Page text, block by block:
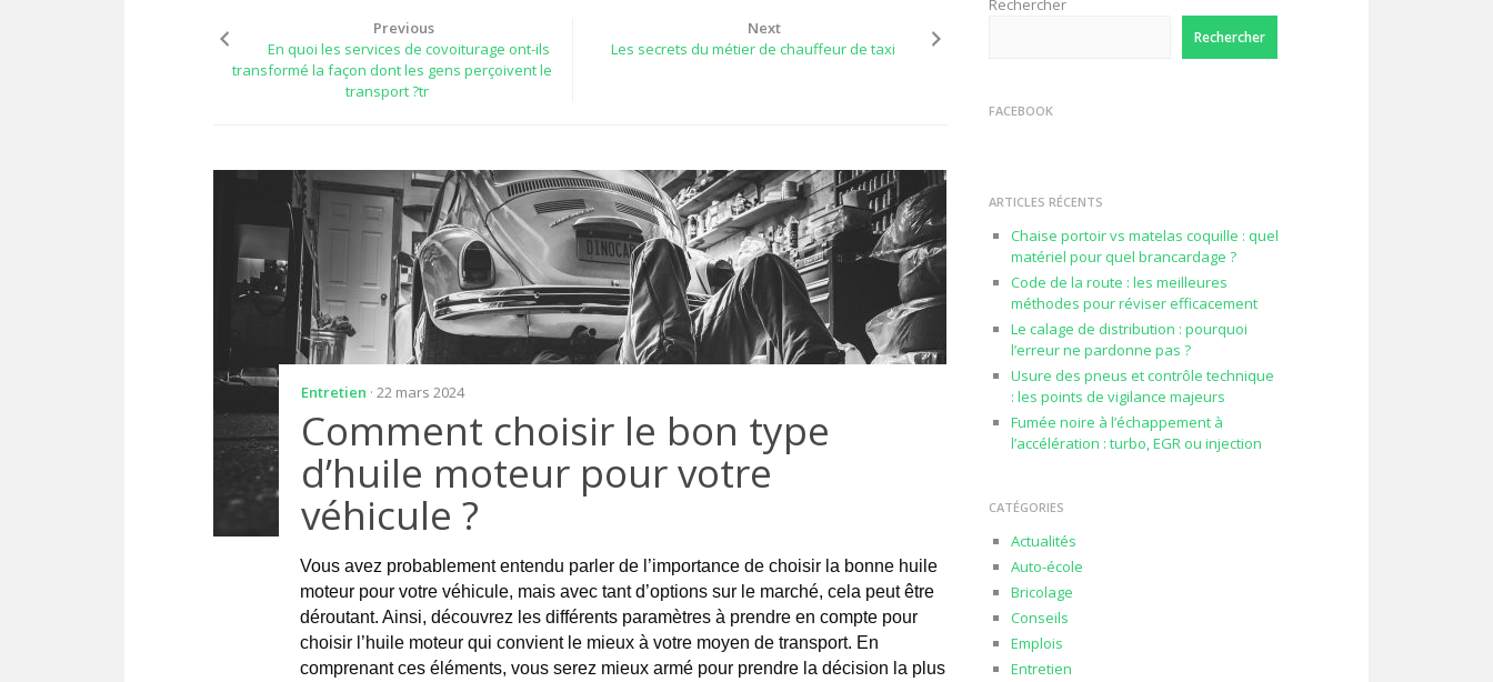
Previous
En quoi les services de covoiturage ont-ils
transformé la façon dont les gens perçoivent le
transport ?tr
Next
Les secrets du métier de chauffeur de taxi
Entretien · 22 mars 2024
Comment choisir le bon type
d’huile moteur pour votre
véhicule ?
Vous avez probablement entendu parler de l’importance de choisir la bonne huile
moteur pour votre véhicule, mais avec tant d’options sur le marché, cela peut être
déroutant. Ainsi, découvrez les différents paramètres à prendre en compte pour
choisir l’huile moteur qui convient le mieux à votre moyen de transport. En
comprenant ces éléments, vous serez mieux armé pour prendre la décision la plus
Rechercher
Rechercher
FACEBOOK
ARTICLES RÉCENTS
Chaise portoir vs matelas coquille : quel
matériel pour quel brancardage ?
Code de la route : les meilleures
méthodes pour réviser efficacement
Le calage de distribution : pourquoi
l’erreur ne pardonne pas ?
Usure des pneus et contrôle technique
: les points de vigilance majeurs
Fumée noire à l’échappement à
l’accélération : turbo, EGR ou injection
CATÉGORIES
Actualités
Auto-école
Bricolage
Conseils
Emplois
Entretien